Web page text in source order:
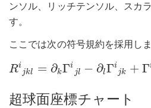
ンソル、リッチテンソル、スカ
す。
ここでは次の符号規約を採用しま
Ri
jkl = ∂kΓi
jl − ∂lΓi
jk + Γ
Rijkl=∂ kΓi l−∂lΓijk+Γmjl
超球面座標チャート